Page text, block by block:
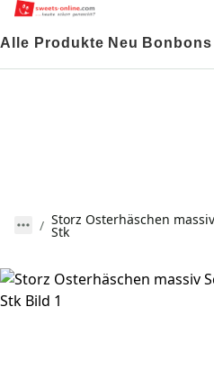
Alle Produkte Neu Bonbons
Storz Osterhäschen
Stk